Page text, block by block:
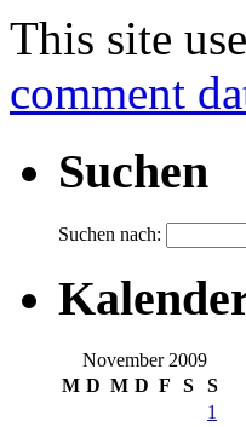
This site
comment
Suchen
Suchen nach:
November 2009
M D M D F S
S
1